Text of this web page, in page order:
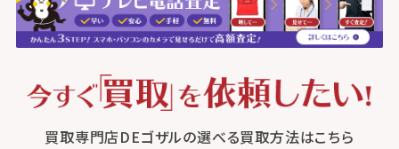
買取専門店DEゴザルの選べる買取方法はこちら